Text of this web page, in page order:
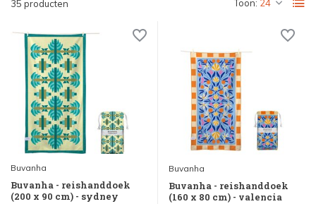
35 producten Toon:
Buvanha
Buvanha - reishanddoek
(200 x 90 cm) - sydney
Buvanha
Buvanha - reishanddoek
(160 x 80 cm) - valencia